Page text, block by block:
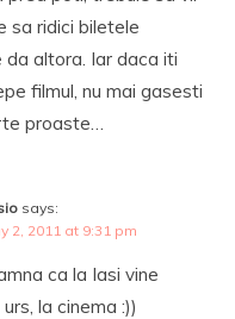
sa ridici biletele
da altora. Iar daca iti
filmul, nu mai gasesti
proaste…
says:
2, 2011 at 9:31 pm
ca la Iasi vine
la cinema :))